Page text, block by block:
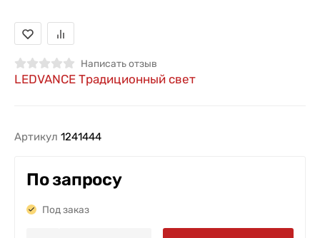
Написать отзыв
LEDVANCE Традиционный свет
Артикул 1241444
По запросу
Под заказ